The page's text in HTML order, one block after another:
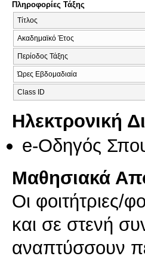
Πληροφορίες Τάξης
Τίτλος
Ακαδημαϊκό Έτος
Περίοδος Τάξης
Ώρες Εβδομαδιαία
Class ID
Ηλεκτρονική
e-Οδηγός
Μαθησιακά
Οι φοιτήτριες/
και σε στενή
αναπτύσσουν